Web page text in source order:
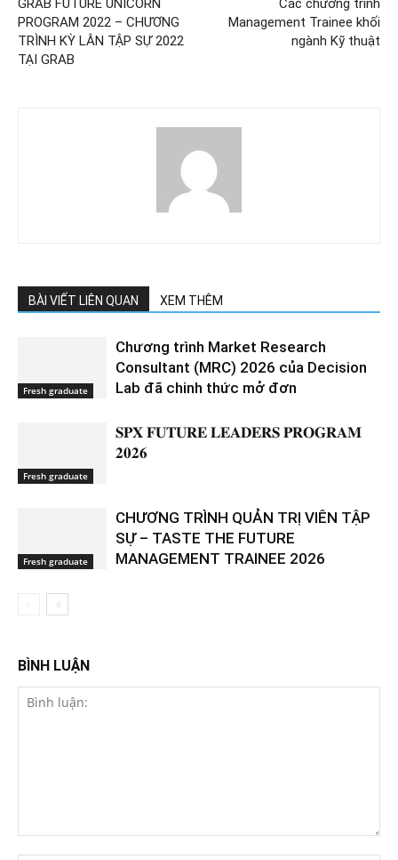
GRAB FUTURE UNICORN
PROGRAM 2022 – CHƯƠNG
TRÌNH KỲ LÂN TẬP SỰ 2022
TẠI GRAB
Các chương trình
Management Trainee khối
ngành Kỹ thuật
BÀI VIẾT LIÊN QUAN XEM THÊM
Fresh graduate
Chương trình Market Research
Consultant (MRC) 2026 của Decision
Lab đã chinh thức mở đơn
Fresh graduate
𝐒𝐏𝐗 𝐅𝐔𝐓𝐔𝐑𝐄 𝐋𝐄𝐀𝐃𝐄𝐑𝐒 𝐏𝐑𝐎𝐆𝐑𝐀𝐌
𝟐𝟎𝟐𝟔
Fresh graduate
CHƯƠNG TRÌNH QUẢN TRỊ VIÊN TẬP
SỰ – TASTE THE FUTURE
MANAGEMENT TRAINEE 2026
BÌNH LUẬN